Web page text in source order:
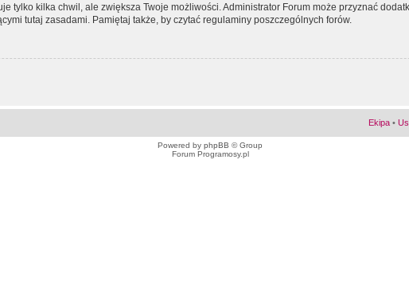
tylko kilka chwil, ale zwiększa Twoje możliwości. Administrator Forum może przyznać
tutaj zasadami. Pamiętaj także, by czytać regulaminy poszczególnych forów.
Ekipa •
Powered by phpBB © Group
Forum Programosy.pl